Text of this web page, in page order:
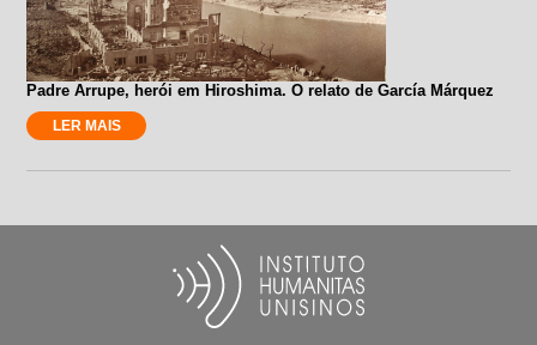
Padre Arrupe, herói em Hiroshima. O relato de García Márquez
LER MAIS